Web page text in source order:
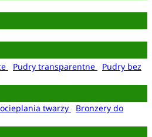
Pudry transparentne
Pudry bez
twarzy
Bronzery do